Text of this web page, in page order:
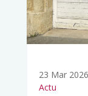
23 Mar 2026
Actu